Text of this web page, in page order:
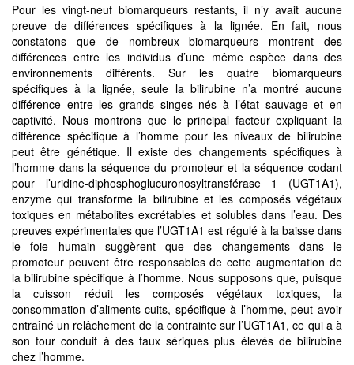
Pour les vingt-neuf biomarqueurs restants, il n’y avait aucune
preuve de différences spécifiques à la lignée. En fait, nous
constatons que de nombreux biomarqueurs montrent des
différences entre les individus d’une même espèce dans des
environnements différents. Sur les quatre biomarqueurs
spécifiques à la lignée, seule la bilirubine n’a montré aucune
différence entre les grands singes nés à l’état sauvage et en
captivité. Nous montrons que le principal facteur expliquant la
différence spécifique à l’homme pour les niveaux de bilirubine
peut être génétique. Il existe des changements spécifiques à
l’homme dans la séquence du promoteur et la séquence codant
pour l’uridine-diphosphoglucuronosyltransférase 1 (UGT1A1),
enzyme qui transforme la bilirubine et les composés végétaux
toxiques en métabolites excrétables et solubles dans l’eau. Des
preuves expérimentales que l’UGT1A1 est régulé à la baisse dans
le foie humain suggèrent que des changements dans le
promoteur peuvent être responsables de cette augmentation de
la bilirubine spécifique à l’homme. Nous supposons que, puisque
la cuisson réduit les composés végétaux toxiques, la
consommation d’aliments cuits, spécifique à l’homme, peut avoir
entraîné un relâchement de la contrainte sur l’UGT1A1, ce qui a à
son tour conduit à des taux sériques plus élevés de bilirubine
chez l’homme.